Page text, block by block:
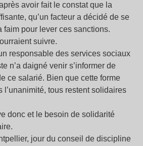
avoir fait le constat que la
qu’un facteur a décidé de se
faim pour lever ces sanctions.
suivre.
responsable des services sociaux
n’a daigné venir s’informer de
ce salarié. Bien que cette forme
l’unanimité, tous restent solidaires
donc et le besoin de solidarité
jour du conseil de discipline